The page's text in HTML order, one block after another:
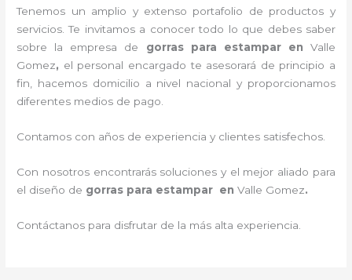
Tenemos un amplio y extenso portafolio de productos y
servicios. Te invitamos a conocer todo lo que debes saber
sobre la empresa de gorras para estampar en Valle
Gomez, el personal encargado te asesorará de principio a
fin, hacemos domicilio a nivel nacional y proporcionamos
diferentes medios de pago.
Contamos con años de experiencia y clientes satisfechos.
Con nosotros encontrarás soluciones y el mejor aliado para
el diseño de gorras para estampar enValle Gomez.
Contáctanos para disfrutar de la más alta experiencia.